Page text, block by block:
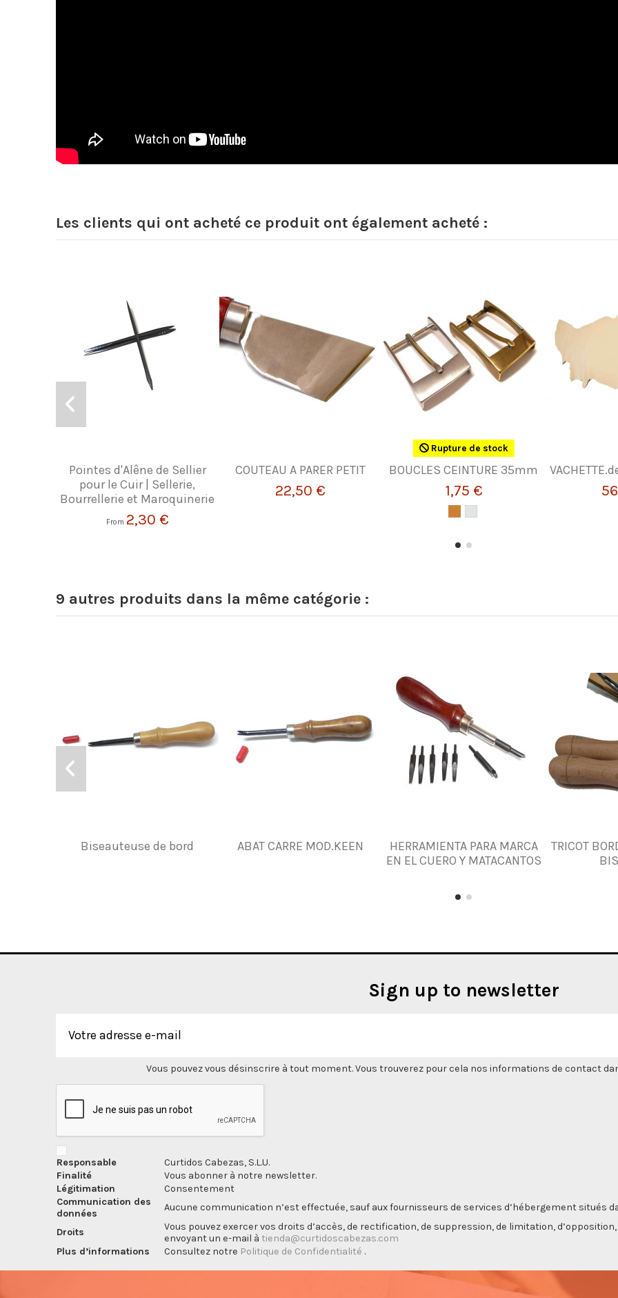
</ div>
Les clients qui ont acheté ce produit ont également acheté :
Pointes d'Alêne de Sellier
pour le Cuir | Sellerie,
Bourrellerie et Maroquinerie
From 2,30 €
COUTEAU A PARER PETIT
22,50 €
Rupture de stock
BOUCLES CEINTURE 35mm
1,75 €
9 autres produits dans la même catégorie :
Biseauteuse de bord ABAT CARRE MOD.KEEN
HERRAMIENTA PARA MARCA
EN EL CUERO Y MATACANTOS
TRICOT
Sign up to newsletter
Vous pouvez vous désinscrire à tout moment. Vous trouverez pour cela nos informations de contact
Responsable
Curtidos Cabezas, S.L.U.
Finalité
Vous abonner à notre newsletter.
Légitimation
Consentement
Communication des
données
Aucune communication n’est effectuée, sauf aux fournisseurs de services d’hébergement situés
Droits
Vous pouvez exercer vos droits d’accès, de rectification, de suppression, de limitation,
envoyant un e-mail à tienda@curtidoscabezas.com
Plus d’informations
Consultez notre Politique de Confidentialité .